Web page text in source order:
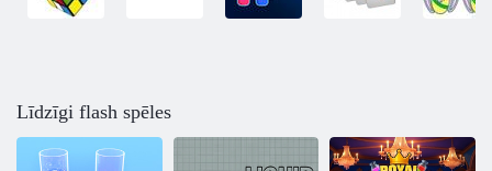
Līdzīgi flash spēles